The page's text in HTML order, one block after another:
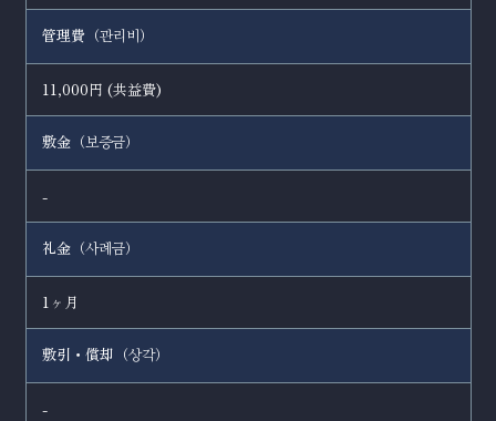
管理費（관리비 ）
11,000円 (共益費)
敷金（보증금）
-
礼金（사례금）
1ヶ月
敷引・償却（상각）
-